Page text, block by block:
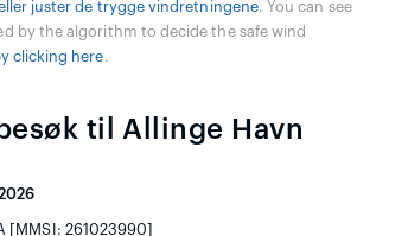
juster de trygge vindretningene. You can see
by the algorithm to decide the safe wind
clicking here.
til Allinge Havn
[MMSI: 261023990]